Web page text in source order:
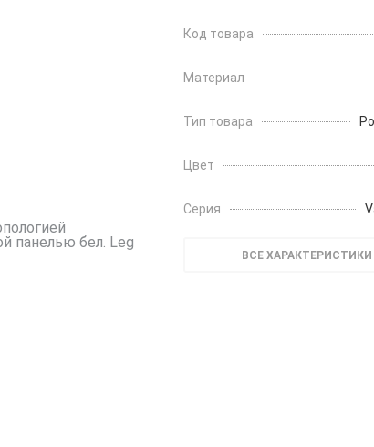
Код товара
Материал
Тип товара
Цвет
Серия
ВСЕ ХАРАКТЕРИСТИКИ